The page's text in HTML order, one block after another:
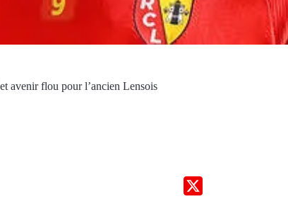
avenir flou pour l’ancien Lensois